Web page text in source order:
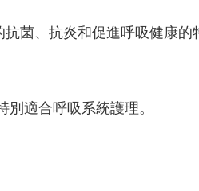
菌、抗炎和促進呼吸健康
適合呼吸系統護理。